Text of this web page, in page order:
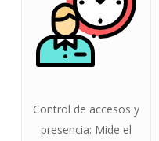
Control de accesos y
presencia: Mide el